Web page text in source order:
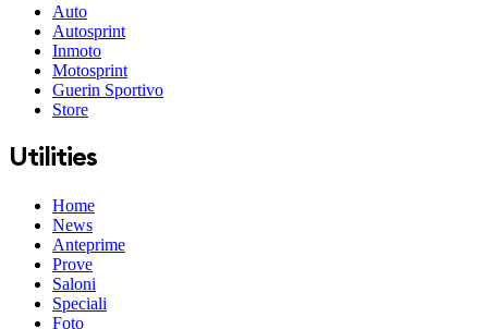
Auto
Autosprint
Inmoto
Motosprint
Guerin Sportivo
Store
Utilities
Home
News
Anteprime
Prove
Saloni
Speciali
Foto